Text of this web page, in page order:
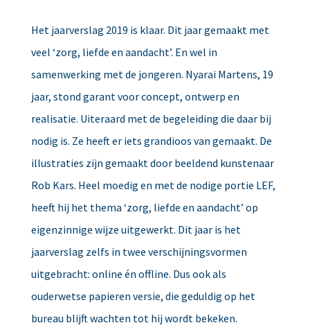
Het jaarverslag 2019 is klaar. Dit jaar gemaakt met
veel ‘zorg, liefde en aandacht’. En wel in
samenwerking met de jongeren. Nyarai Martens, 19
jaar, stond garant voor concept, ontwerp en
realisatie. Uiteraard met de begeleiding die daar bij
nodig is. Ze heeft er iets grandioos van gemaakt. De
illustraties zijn gemaakt door beeldend kunstenaar
Rob Kars. Heel moedig en met de nodige portie LEF,
heeft hij het thema ‘zorg, liefde en aandacht’ op
eigenzinnige wijze uitgewerkt. Dit jaar is het
jaarverslag zelfs in twee verschijningsvormen
uitgebracht: online én offline. Dus ook als
ouderwetse papieren versie, die geduldig op het
bureau blijft wachten tot hij wordt bekeken.